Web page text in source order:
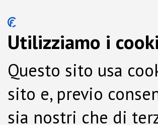
Utilizziamo i
Questo sito usa
sito e, previo
sia nostri che di